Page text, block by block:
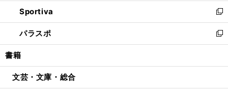
く
ド
ウ
で
開
ウ
ィ
ン
ド
ウ
開
し
い
ウ
ィ
ン
ウ
開
Sportiva
新
し
い
ウ
ン
ウ
パラスポ
新
し
ウ
ン
書籍
文芸・文庫・総合